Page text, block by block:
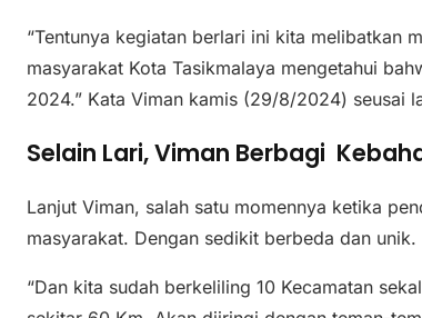
“Tentunya kegiatan berlari ini kita melibatkan
masyarakat Kota Tasikmalaya mengetahui
2024.” Kata Viman kamis (29/8/2024) seusai
Selain Lari, Viman Berbagi
Lanjut Viman, salah satu momennya ketika
masyarakat. Dengan sedikit berbeda dan unik.
“Dan kita sudah berkeliling 10 Kecamatan